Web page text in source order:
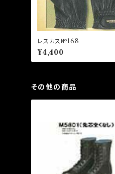
レスカス№168
¥4,400
その他の商品